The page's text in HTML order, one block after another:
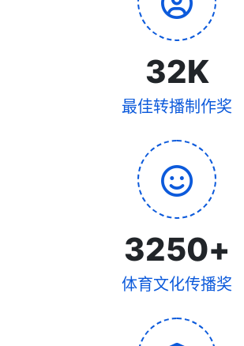
32K
最佳转播制作奖
3250+
体育文化传播奖